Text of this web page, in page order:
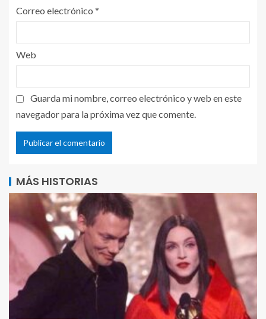
Correo electrónico *
Web
Guarda mi nombre, correo electrónico y web en este
navegador para la próxima vez que comente.
MÁS HISTORIAS